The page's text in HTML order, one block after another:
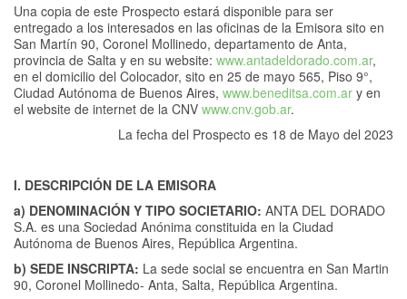
Una copia de este Prospecto estará disponible para ser
entregado a los interesados en las oficinas de la Emisora sito en
San Martín 90, Coronel Mollinedo, departamento de Anta,
provincia de Salta y en su website: www.antadeldorado.com.ar,
en el domicilio del Colocador, sito en 25 de mayo 565, Piso 9°,
Ciudad Autónoma de Buenos Aires, www.beneditsa.com.ar y en
el website de internet de la CNV www.cnv.gob.ar.
La fecha del Prospecto es 18 de Mayo del 2023
I. DESCRIPCIÓN DE LA EMISORA
a) DENOMINACIÓN Y TIPO SOCIETARIO: ANTA DEL DORADO
S.A. es una Sociedad Anónima constituida en la Ciudad
Autónoma de Buenos Aires, República Argentina.
b) SEDE INSCRIPTA: La sede social se encuentra en San Martin
90, Coronel Mollinedo- Anta, Salta, República Argentina.